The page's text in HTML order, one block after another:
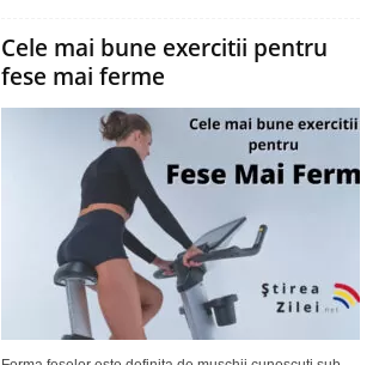
Cele mai bune exercitii pentru
fese mai ferme